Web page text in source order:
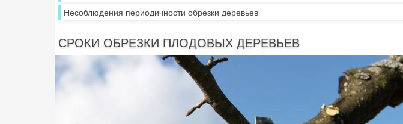
Несоблюдения периодичности обрезки деревьев
СРОКИ ОБРЕЗКИ ПЛОДОВЫХ ДЕРЕВЬЕВ